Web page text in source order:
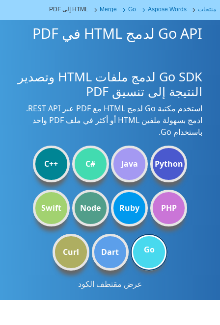
منتجات Aspose.Words
Go
Merge HTML إلى PDF
Go API لدمج HTML في PDF
Go SDK لدمج ملفات HTML وتصدير
النتيجة إلى تنسيق PDF
استخدم مكتبة Go لدمج HTML مع PDF عبر REST API.
ادمج بسهولة ملفين HTML أو أكثر في ملف PDF واحد
باستخدام Go.
Python
Java
C#
C++
PHP
Ruby
Node
Swift
Go
Dart
Curl
عرض مقتطف الكود